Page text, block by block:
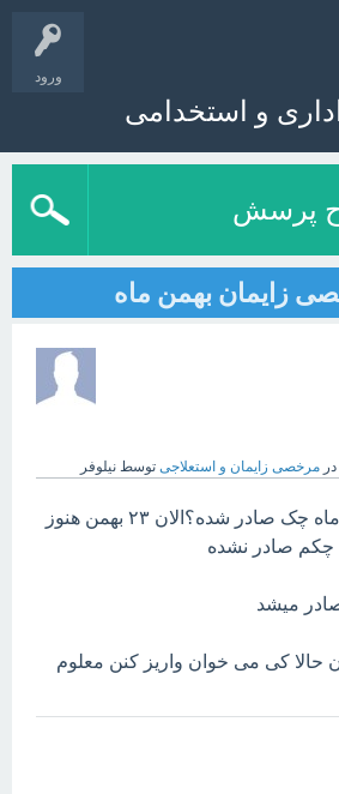
ورود
و استخدامی
پرسش
زایمان بهمن ماه
در مرخصی زایمان و استعلاجی توسط نیلوفر
سلام برای کسی این ماه چک صادر شده؟الان ۲۳ بهمن هنوز
چکم صادر نشده
کی می خوان واریز کنن معلوم